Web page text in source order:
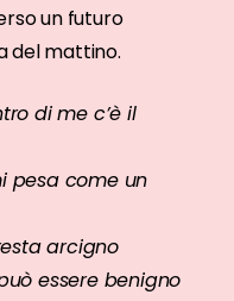
un futuro
del mattino.
di me c’è il
pesa come un
arcigno
essere benigno